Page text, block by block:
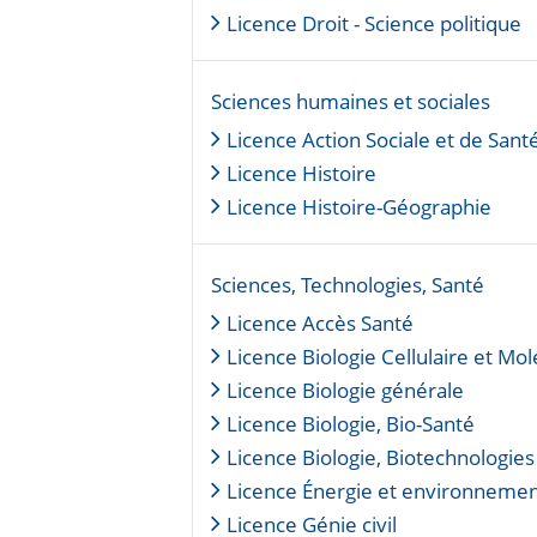
Licence Droit - Science politique
Sciences humaines et sociales
Licence Action Sociale et de
Licence Histoire
Licence Histoire-Géographie
Sciences, Technologies, Santé
Licence Accès Santé
Licence Biologie Cellulaire et
Licence Biologie générale
Licence Biologie, Bio-Santé
Licence Biologie, Biotechnologies
Licence Énergie et
Licence Génie civil